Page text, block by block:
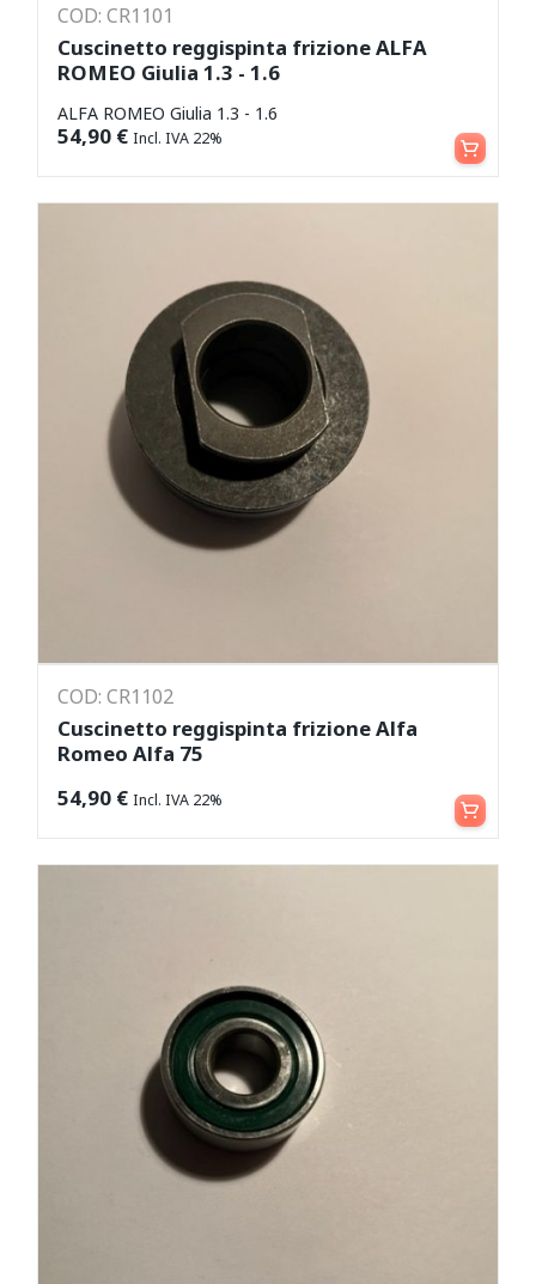
COD: CR1101
Cuscinetto reggispinta frizione ALFA
ROMEO Giulia 1.3 - 1.6
ALFA ROMEO Giulia 1.3 - 1.6
54,90 € Incl. IVA 22% Aggiungi al carrello
COD: CR1102
Cuscinetto reggispinta frizione Alfa
Romeo Alfa 75
54,90 € Incl. IVA 22% Aggiungi al carrello